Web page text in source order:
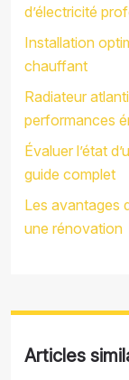
d’électricité
Installation
chauffant
Radiateur
performances
Évaluer l’état
guide complet
Les avantages
une rénovation
Articles